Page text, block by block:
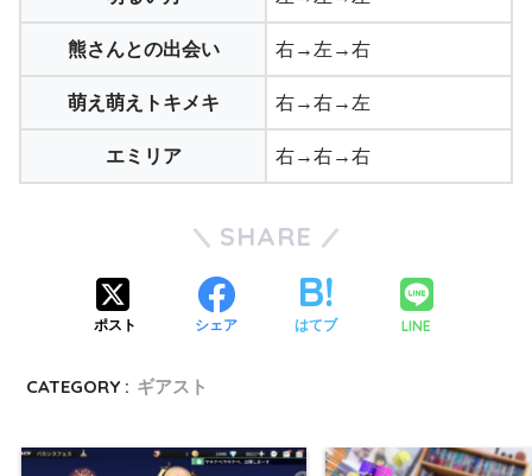
熊さんとの出会い 右→左→右
萌え萌えトキメキ 右→右→左
エミリア 右→右→右
SHARE
ポスト シェア はてブ LINE
CATEGORY : ギアスト